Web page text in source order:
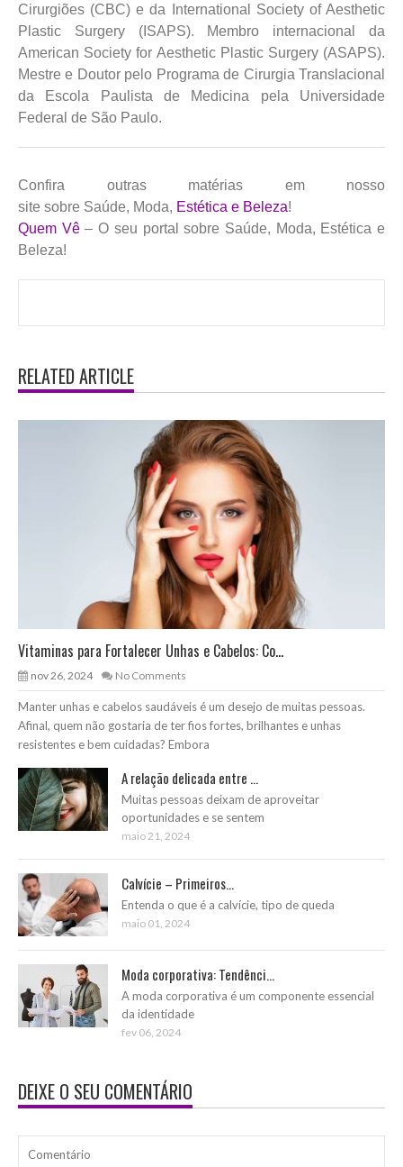
Cirurgiões (CBC) e da International Society of Aesthetic
Plastic Surgery (ISAPS). Membro internacional da
American Society for Aesthetic Plastic Surgery (ASAPS).
Mestre e Doutor pelo Programa de Cirurgia Translacional
da Escola Paulista de Medicina pela Universidade
Federal de São Paulo.
Confira outras matérias em nosso
site sobre Saúde, Moda, Estética e Beleza!
Quem Vê– O seu portal sobre Saúde, Moda, Estética e
Beleza!
RELATED ARTICLE
Vitaminas para Fortalecer Unhas e Cabelos: Co...
nov 26, 2024 No Comments
Manter unhas e cabelos saudáveis é um desejo de muitas pessoas.
Afinal, quem não gostaria de ter fios fortes, brilhantes e unhas
resistentes e bem cuidadas? Embora
A relação delicada entre ...
Muitas pessoas deixam de aproveitar
oportunidades e se sentem
maio 21, 2024
Calvície – Primeiros...
Entenda o que é a calvície, tipo de queda
maio 01, 2024
Moda corporativa: Tendênci...
A moda corporativa é um componente essencial
da identidade
fev 06, 2024
DEIXE O SEU COMENTÁRIO